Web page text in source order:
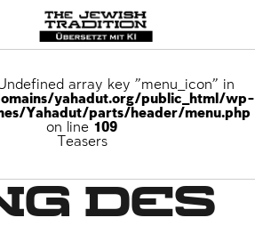
array key "menu_icon" in
yahadut.org/public_html/wp-
Yahadut/parts/header/menu.php
on line 109
Teasers
des